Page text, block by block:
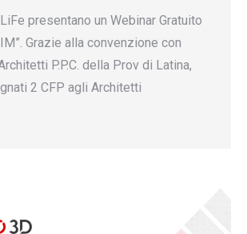
presentano un Webinar Gratuito
Grazie alla convenzione con
P.P.C. della Prov di Latina,
2 CFP agli Architetti